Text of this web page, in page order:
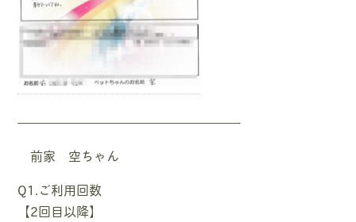
—————————————————–
前家 空ちゃん
Q1.ご利用回数
【2回目以降】